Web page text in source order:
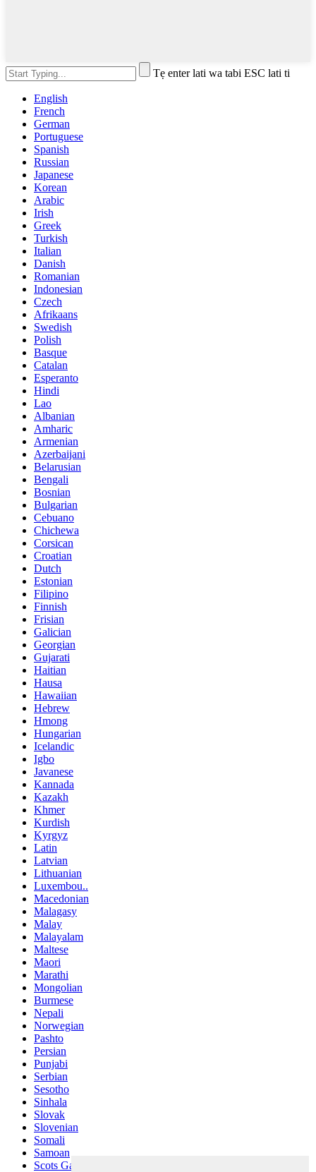
Tẹ enter lati wa tabi ESC lati ti
English
French
German
Portuguese
Spanish
Russian
Japanese
Korean
Arabic
Irish
Greek
Turkish
Italian
Danish
Romanian
Indonesian
Czech
Afrikaans
Swedish
Polish
Basque
Catalan
Esperanto
Hindi
Lao
Albanian
Amharic
Armenian
Azerbaijani
Belarusian
Bengali
Bosnian
Bulgarian
Cebuano
Chichewa
Corsican
Croatian
Dutch
Estonian
Filipino
Finnish
Frisian
Galician
Georgian
Gujarati
Haitian
Hausa
Hawaiian
Hebrew
Hmong
Hungarian
Icelandic
Igbo
Javanese
Kannada
Kazakh
Khmer
Kurdish
Kyrgyz
Latin
Latvian
Lithuanian
Luxembou..
Macedonian
Malagasy
Malay
Malayalam
Maltese
Maori
Marathi
Mongolian
Burmese
Nepali
Norwegian
Pashto
Persian
Punjabi
Serbian
Sesotho
Sinhala
Slovak
Slovenian
Somali
Samoan
Scots Gaelic